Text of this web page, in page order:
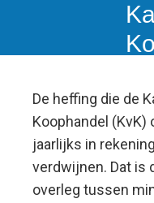
De heffing die de
Koophandel (KvK)
jaarlijks in
verdwijnen. Dat is
overleg tussen